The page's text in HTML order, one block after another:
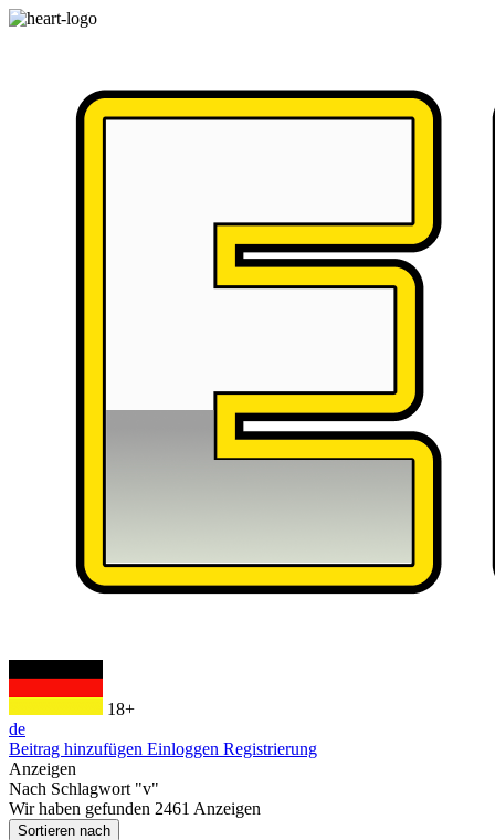
18+
de
Beitrag hinzufügen Einloggen Registrierung
Anzeigen
Nach Schlagwort "v"
Wir haben gefunden 2461 Anzeigen
Sortieren nach